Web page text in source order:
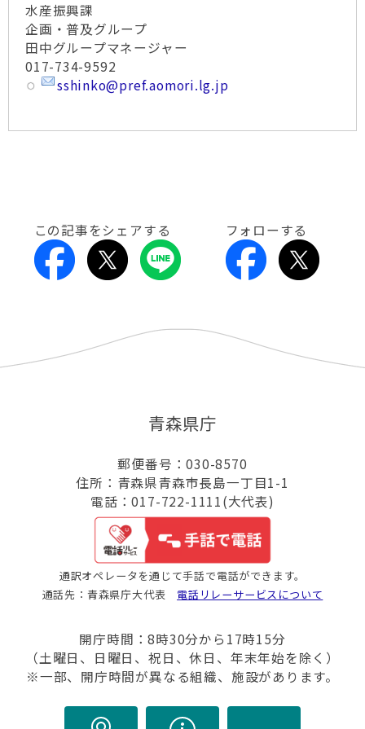
水産振興課
企画・普及グループ
田中グループマネージャー
017-734-9592
sshinko@pref.aomori.lg.jp
この記事をシェアする フォローする
青森県庁
郵便番号：030-8570
住所：青森県青森市長島一丁目1-1
電話：017-722-1111(大代表)
通訳オペレータを通じて手話で電話ができます。
通話先：青森県庁大代表 電話リレーサービスについて
開庁時間：8時30分から17時15分
（土曜日、日曜日、祝日、休日、年末年始を除く）
※一部、開庁時間が異なる組織、施設があります。